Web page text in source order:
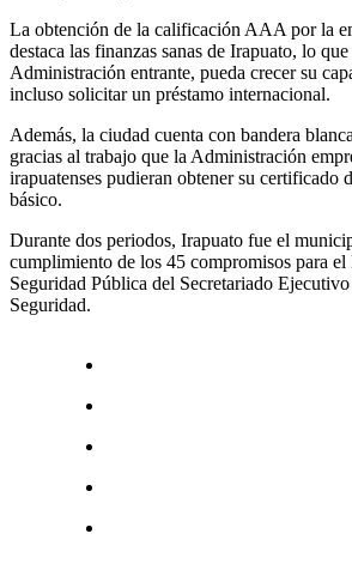
La obtención de la calificación AAA por la
destaca las finanzas sanas de Irapuato, lo
Administración entrante, pueda crecer su
incluso solicitar un préstamo internacional.
Además, la ciudad cuenta con bandera
gracias al trabajo que la Administración
irapuatenses pudieran obtener su certificado
básico.
Durante dos periodos, Irapuato fue el
cumplimiento de los 45 compromisos para el
Seguridad Pública del Secretariado
Seguridad.